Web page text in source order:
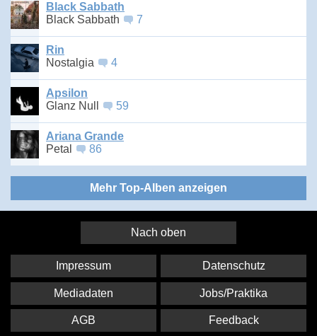
Black Sabbath
Black Sabbath
7
Rin
Nostalgia
4
Apsilon
Glanz Null
59
Ariana Grande
Petal
86
Mehr Top-Alben anzeigen
Nach oben
Impressum Datenschutz
Mediadaten Jobs/Praktika
AGB Feedback